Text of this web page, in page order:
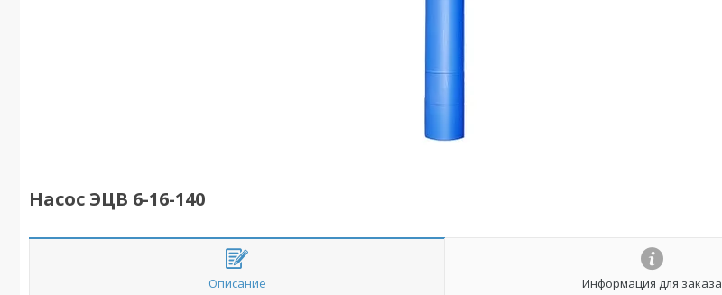
Насос ЭЦВ 6-16-140
Описание Информация для заказа